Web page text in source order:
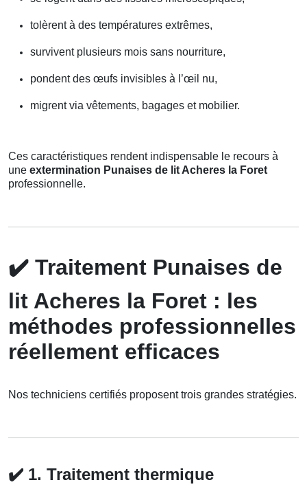
tolèrent à des températures extrêmes,
survivent plusieurs mois sans nourriture,
pondent des œufs invisibles à l’œil nu,
migrent via vêtements, bagages et mobilier.
Ces caractéristiques rendent indispensable le recours à
une extermination Punaises de lit Acheres la Foret
professionnelle.
✔️ Traitement Punaises de
lit Acheres la Foret : les
méthodes professionnelles
réellement efficaces
Nos techniciens certifiés proposent trois grandes stratégies.
✔️ 1. Traitement thermique